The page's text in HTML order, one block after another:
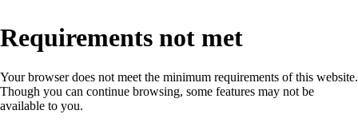
Requirements not met
Your browser does not meet the minimum requirements of this website.
Though you can continue browsing, some features may not be
available to you.